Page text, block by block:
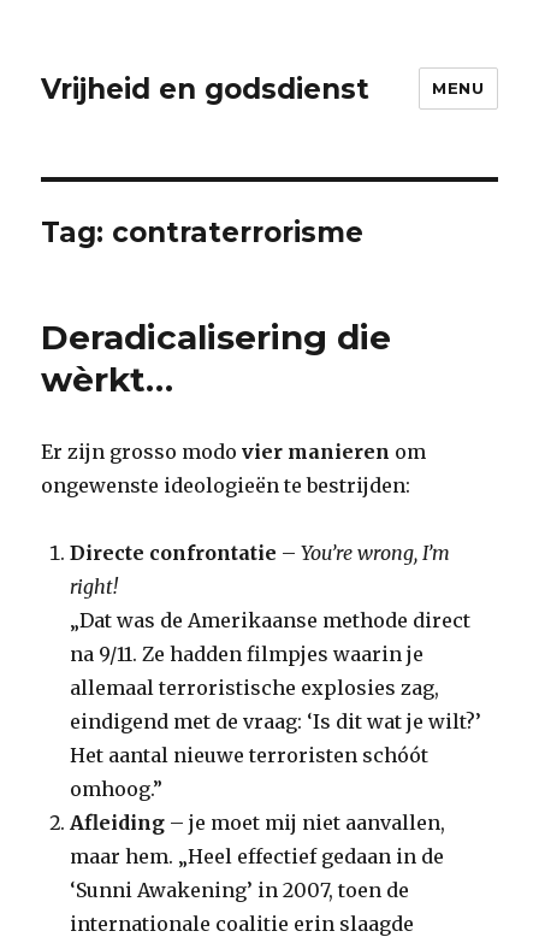
Vrijheid en godsdienst MENU
Tag: contraterrorisme
Deradicalisering die
wèrkt…
Er zijn grosso modovier manieren om
ongewenste ideologieën te bestrijden:
Directe confrontatie –You’re wrong, I’m
right!
„Dat was de Amerikaanse methode direct
na 9/11. Ze hadden filmpjes waarin je
allemaal terroristische explosies zag,
eindigend met de vraag: ‘Is dit wat je wilt?’
Het aantal nieuwe terroristen schóót
omhoog.”
Afleiding – je moet mij niet aanvallen,
maar hem. „Heel effectief gedaan in de
‘Sunni Awakening’ in 2007, toen de
internationale coalitie erin slaagde